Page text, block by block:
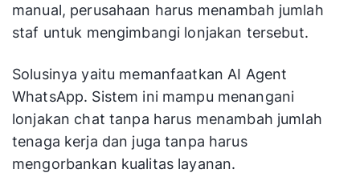
manual, perusahaan harus menambah jumlah
staf untuk mengimbangi lonjakan tersebut.
Solusinya yaitu memanfaatkan AI Agent
WhatsApp. Sistem ini mampu menangani
lonjakan chat tanpa harus menambah jumlah
tenaga kerja dan juga tanpa harus
mengorbankan kualitas layanan.